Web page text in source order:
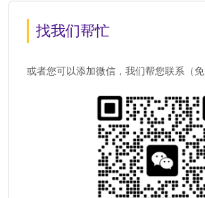
找我们帮忙
或者您可以添加微信，我们帮您联系（免